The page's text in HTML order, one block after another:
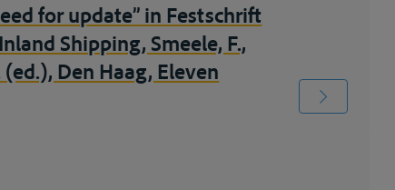
for update” in Festschrift
Shipping, Smeele, F.,
(ed.), Den Haag, Eleven